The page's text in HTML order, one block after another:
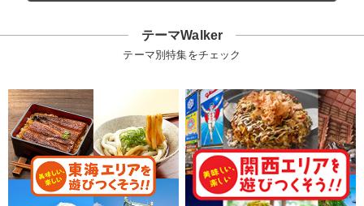
テーマWalker
テーマ別特集をチェック